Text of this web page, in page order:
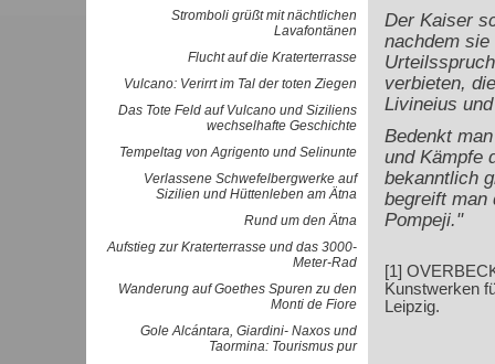
Stromboli grüßt mit nächtlichen
Lavafontänen
Flucht auf die Kraterterrasse
Vulcano: Verirrt im Tal der toten Ziegen
Das Tote Feld auf Vulcano und Siziliens
wechselhafte Geschichte
Tempeltag von Agrigento und Selinunte
Verlassene Schwefelbergwerke auf
Sizilien und Hüttenleben am Ätna
Rund um den Ätna
Aufstieg zur Kraterterrasse und das 3000-
Meter-Rad
Wanderung auf Goethes Spuren zu den
Monti de Fiore
Gole Alcántara, Giardini- Naxos und
Taormina: Tourismus pur
Der Kaiser
nachdem sie
verbieten,
Livineius
Bedenkt
und Kämpfe
bekanntlich
begreift man
Pompeji."
[1]
Kunstwerken
Leipzig.